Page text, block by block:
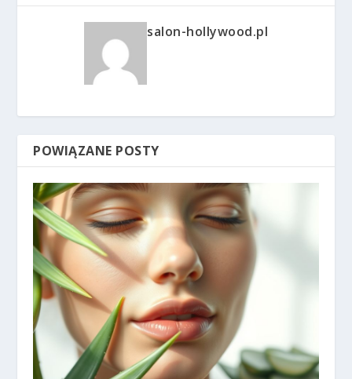
salon-hollywood.pl
POWIĄZANE POSTY